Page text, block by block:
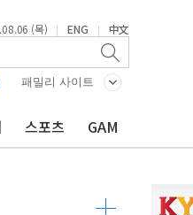
(목) | ENG | 中文
패밀리 사이트
스포츠 GAM